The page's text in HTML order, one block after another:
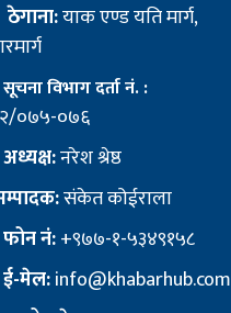
ठेगाना:याक एण्ड यति मार्ग,
सूचना विभाग दर्ता नं. :
०७५-०७६
अध्यक्ष:नरेश श्रेष्ठ
संकेत कोईराला
फोन नं:+९७७-१-५३४९१५८
ई-मेल:info@khabarhub.com